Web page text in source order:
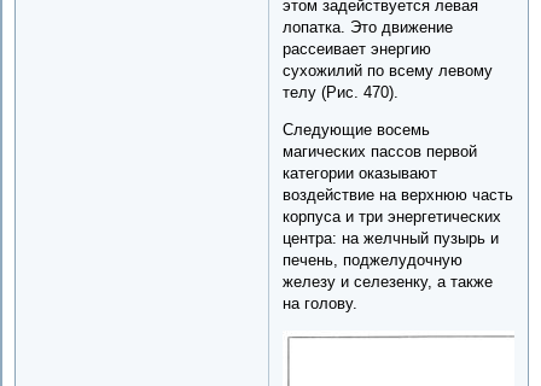
этом задействуется левая
лопатка. Это движение
рассеивает энергию
сухожилий по всему левому
телу (Рис. 470).
Следующие восемь
магических пассов первой
категории оказывают
воздействие на верхнюю часть
корпуса и три энергетических
центра: на желчный пузырь и
печень, поджелудочную
железу и селезенку, а также
на голову.